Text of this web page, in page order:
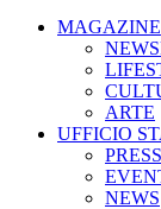
MAGAZINE
ARTE
UFFICIO
NEWS